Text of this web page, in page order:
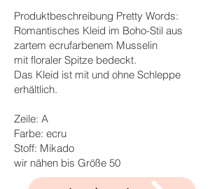
Produktbeschreibung Pretty Words:
Romantisches Kleid im Boho-Stil aus
zartem ecrufarbenem Musselin
mit floraler Spitze bedeckt.
Das Kleid ist mit und ohne Schleppe
erhältlich.
Zeile: A
Farbe: ecru
Stoff: Mikado
wir nähen bis Größe 50